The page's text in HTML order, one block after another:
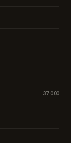
37 000